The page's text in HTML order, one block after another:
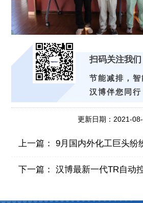
扫码关注我们
节能减排，智
汉博伴您同行
更新日期：2021-
上一篇： 9月国内外化工巨头纷纷提价，
下一篇： 汉博最新一代TR自动控制系统——让铝合金表